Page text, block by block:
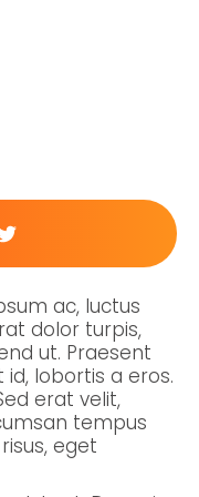
ac, luctus
dolor turpis,
ut. Praesent
lobortis a eros.
erat velit,
tempus
eget